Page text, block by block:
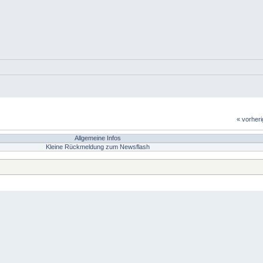
«
Allgemeine Infos
Kleine Rückmeldung zum Newsflash